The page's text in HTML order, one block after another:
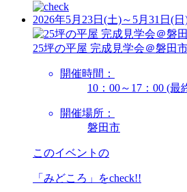
2026年5月23日(土)～5月31日(日
25坪の平屋 完成見学会＠磐田
開催時間：
10：00～17：00 (最
開催場所：
磐田市
このイベントの
「みどころ」をcheck!!